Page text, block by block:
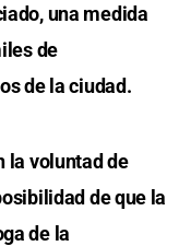
una medida
de
de la ciudad.
la voluntad de
de que la
de la